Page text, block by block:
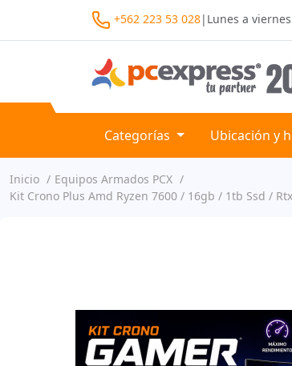
+562 223 53 028| Lunes a viernes
Categorías Ubicación y
Inicio
Equipos Armados PCX
Kit Crono Plus Amd Ryzen 7600 / 16gb / 1tb Ssd /